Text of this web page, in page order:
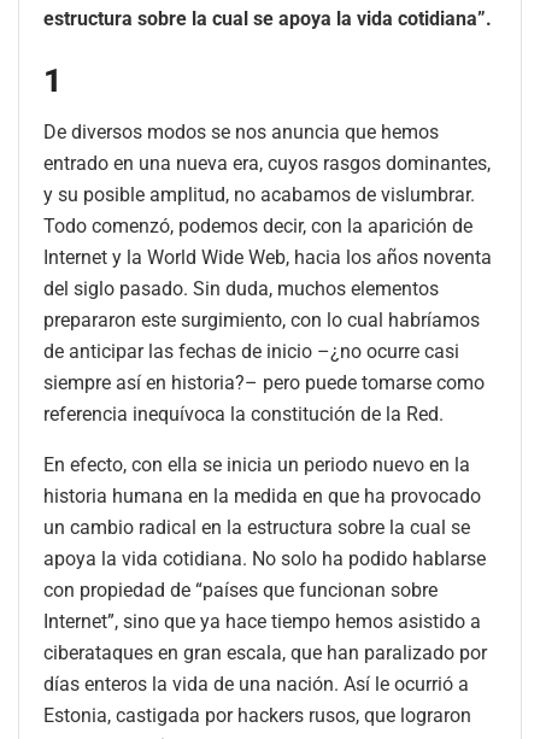
estructura sobre la cual se apoya la vida cotidiana”.
1
De diversos modos se nos anuncia que hemos
entrado en una nueva era, cuyos rasgos dominantes,
y su posible amplitud, no acabamos de vislumbrar.
Todo comenzó, podemos decir, con la aparición de
Internet y la World Wide Web, hacia los años noventa
del siglo pasado. Sin duda, muchos elementos
prepararon este surgimiento, con lo cual habríamos
de anticipar las fechas de inicio –¿no ocurre casi
siempre así en historia?– pero puede tomarse como
referencia inequívoca la constitución de la Red.
En efecto, con ella se inicia un periodo nuevo en la
historia humana en la medida en que ha provocado
un cambio radical en la estructura sobre la cual se
apoya la vida cotidiana. No solo ha podido hablarse
con propiedad de “países que funcionan sobre
Internet”, sino que ya hace tiempo hemos asistido a
ciberataques en gran escala, que han paralizado por
días enteros la vida de una nación. Así le ocurrió a
Estonia, castigada por hackers rusos, que lograron